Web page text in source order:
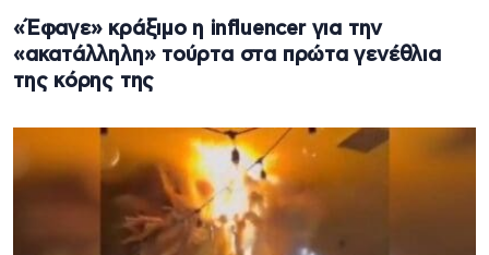
«Έφαγε» κράξιμο η influencer για την
«ακατάλληλη» τούρτα στα πρώτα γενέθλια
της κόρης της